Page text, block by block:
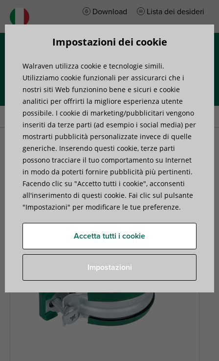
Download Lista dei desideri
Home»Prodotti »Fissaggio tubi
Fissaggio tubi
Impostazioni dei cookie
Walraven utilizza cookie e tecnologie simili.
Utilizziamo cookie funzionali per assicurarci che i
nostri siti Web funzionino bene e sicuri e cookie
analitici per offrirti la migliore esperienza utente
possibile. I cookie di marketing/pubblicitari vengono
inseriti da terze parti (ad esempio i social media) per
mostrarti pubblicità personalizzate invece di quelle
generiche. Inserendo questi cookie, terze parti
possono tracciare il tuo comportamento su Internet
in modo da poterti fornire pubblicità più pertinenti.
Facendo clic su "Accetto tutti i cookie", acconsenti
all'inserimento di questi cookie. Fai clic sul pulsante
"Impostazioni" per modificare le tue preferenze.
Accetta tutti i cookie
Impostazioni